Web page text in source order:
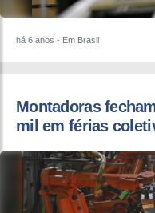
há 6 anos - Em Brasil
Montadoras
mil em férias